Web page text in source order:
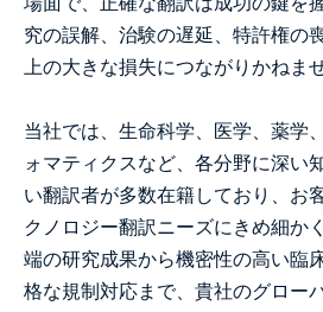
究の誤解、治験の遅延、特許権の
上の大きな損失につながりかねま
当社では、生命科学、医学、薬学
ォマティクスなど、各分野に深い
い翻訳者が多数在籍しており、お
クノロジー翻訳ニーズにきめ細か
端の研究成果から機密性の高い臨
格な規制対応まで、貴社のグロー